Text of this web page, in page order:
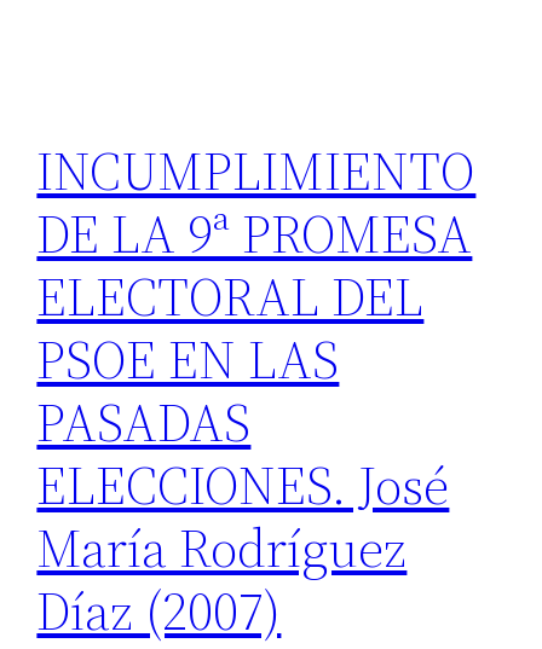
INCUMPLIMIENTO
DE LA 9ª PROMESA
ELECTORAL DEL
PSOE EN LAS
PASADAS
ELECCIONES. José
María Rodríguez
Díaz (2007)